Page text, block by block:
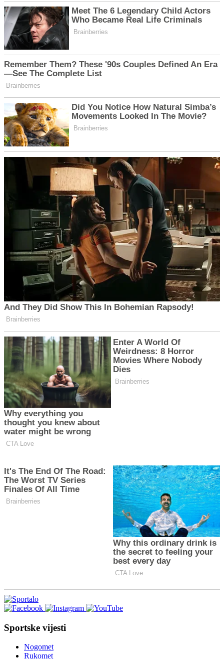
Sportske vijesti
Nogomet
Rukomet